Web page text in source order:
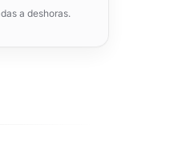
a deshoras.